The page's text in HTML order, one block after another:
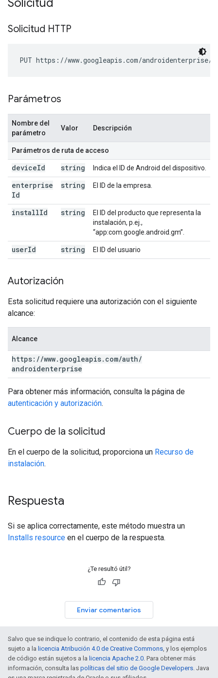
Solicitud
Solicitud HTTP
PUT https://www.googleapis.com/androidenterprise/
Parámetros
Nombre del
parámetro
Valor Descripción
Parámetros de ruta de acceso
deviceId string Indica el ID de Android del dispositivo.
enterprise
Id
string El ID de la empresa.
installId string
El ID del producto que representa la
instalación, p.ej.,
“app:com.google.android.gm”.
userId string El ID del usuario
Autorización
Esta solicitud requiere una autorización con el siguiente
alcance:
Alcance
https: //www. googleapis. com/auth/
androidenterprise
Para obtener más información, consulta la página de
autenticación y autorización.
Cuerpo de la solicitud
En el cuerpo de la solicitud, proporciona un Recurso de
instalación.
Respuesta
Si se aplica correctamente, este método muestra un
Installs resource en el cuerpo de la respuesta.
¿Te resultó útil?
Enviar comentarios
Salvo que se indique lo contrario, el contenido de esta página está
sujeto a la licencia Atribución 4.0 de Creative Commons, y los ejemplos
de código están sujetos a la licencia Apache 2.0. Para obtener más
información, consulta las políticas del sitio de Google Developers. Java